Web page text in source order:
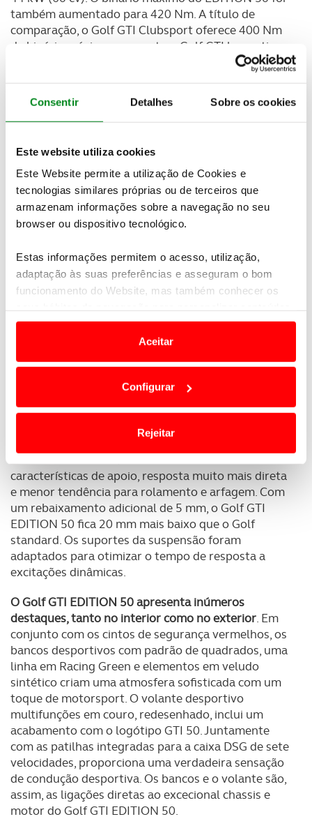
Consentir Detalhes Sobre os cookies
Este website utiliza cookies
Este Website permite a utilização de Cookies e
tecnologias similares próprias ou de terceiros que
armazenam informações sobre a navegação no seu
browser ou dispositivo tecnológico.
Estas informações permitem o acesso, utilização,
adaptação às suas preferências e asseguram o bom
funcionamento do Website, mas também conhecer os
e anúncios de modo a promover produtos e/ou serviços.
Em alguns casos, a utilização destas tecnologias
termos e a todo o tempo as suas preferências e limitando
o acesso a informações durante a navegação no
personalizar conteúdos e anúncios, para lhe proporcionar
funcionalidades de redes sociais, bem como para
analisar dados de navegação no nosso website.
Adicionalmente partilhamos informação, relativa à sua
utilização do nosso site de publicidade e de análise, com
parceiros e organizações na UE e em países terceiros.
O ACP garantirá que as transferências internacionais de
dados pessoais serão realizadas apenas com o seu
consentimento e quando tal se afigure estritamente
necessário no contexto dos serviços a prestar.
Realçamos que o bloqueio de certo tipo de Cookies e
tecnologias similares pode ter impacto na sua
experiência de navegação no Website e nos serviços
disponibilizados.
Consulte a política de cookies do site.
Aceitar
Configurar
Rejeitar
também aumentado para 420 Nm. A título de
comparação, o Golf GTI Clubsport oferece 400 Nm
de binário máximo, enquanto o Golf GTI base atinge
desportivo, a Volkswagen oferece o pack opcional
GTI Performance com chassis Performance
Graças às molas com rigidez aumentada, a
frequência natural nos eixos dianteiro e traseiro foi
características de apoio, resposta muito mais direta
e menor tendência para rolamento e arfagem. Com
um rebaixamento adicional de 5 mm, o Golf GTI
EDITION 50 fica 20 mm mais baixo que o Golf
standard. Os suportes da suspensão foram
adaptados para otimizar o tempo de resposta a
excitações dinâmicas.
O Golf GTI EDITION 50 apresenta inúmeros
destaques, tanto no interior como no exterior. Em
conjunto com os cintos de segurança vermelhos, os
bancos desportivos com padrão de quadrados, uma
linha em Racing Green e elementos em veludo
sintético criam uma atmosfera sofisticada com um
toque de motorsport. O volante desportivo
multifunções em couro, redesenhado, inclui um
acabamento com o logótipo GTI 50. Juntamente
com as patilhas integradas para a caixa DSG de sete
velocidades, proporciona uma verdadeira sensação
de condução desportiva. Os bancos e o volante são,
assim, as ligações diretas ao excecional chassis e
motor do Golf GTI EDITION 50.